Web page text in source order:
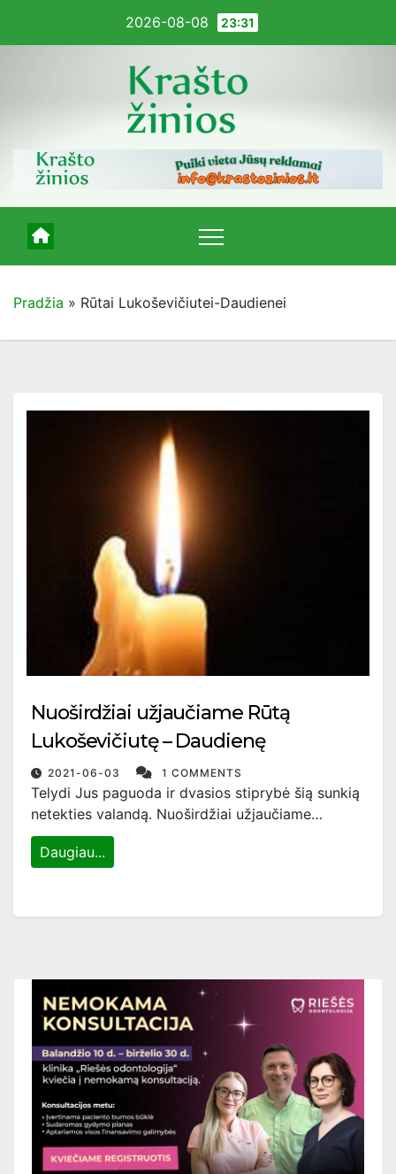
2026-08-08 23:31
Pradžia » Rūtai Lukoševičiutei-Daudienei
Nuoširdžiai užjaučiame Rūtą
Lukoševičiutę – Daudienę
2021-06-03 1 COMMENTS
Telydi Jus paguoda ir dvasios stiprybė šią sunkią
netekties valandą. Nuoširdžiai užjaučiame…
Daugiau...